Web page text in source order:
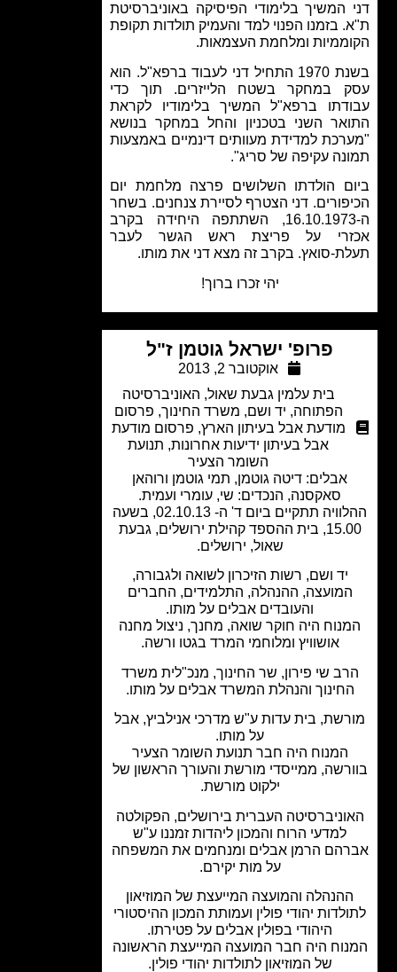
המשיך בלימודי הפיסיקה באוניברסיטת
בזמנו הפנוי למד והעמיק תולדות תקופת
ומלחמת העצמאות.
בשנת 1970 התחיל דני לעבוד ברפא"ל. הוא
במחקר בשטח הלייזרים. תוך כדי
ברפא"ל המשיך בלימודיו לקראת
השני בטכניון והחל במחקר בנושא
למדידת מעוותים דינמיים באמצעות
עקיפה של סריג".
הולדתו השלושים פרצה מלחמת יום
דני הצטרף לסיירת צנחנים. בשחר
ה-16.10.1973, השתתפה היחידה בקרב
על פריצת ראש הגשר לעבר
סואץ. בקרב זה מצא דני את מותו.
יהי זכרו ברוך!
פרופ' ישראל גוטמן ז"ל
אוקטובר 2, 2013
בית עלמין גבעת שאול,האוניברסיטה
הפתוחה,יד ושם, משרד החינוך, פרסום
מודעת אבל בעיתון הארץ,פרסום מודעת
אבל בעיתון ידיעות אחרונות,תנועת
השומר הצעיר
אבלים: דיטה גוטמן, תמי גוטמן ורוהאן
סאקסנה, הנכדים: שי, עומרי ועמית.
ההלוויה תתקיים ביום ד' ה- 02.10.13, בשעה
15.00, בית ההספד קהילת ירושלים, גבעת
שאול, ירושלים.
יד ושם, רשות הזיכרון לשואה ולגבורה,
ההנהלה, התלמידים, החברים
והעובדים אבלים על מותו.
היה חוקר שואה, מחנך, ניצול מחנה
אושוויץ ומלוחמי המרד בגטו ורשה.
שי פירון, שר החינוך, מנכ"לית משרד
והנהלת המשרד אבלים על מותו.
בית עדות ע"ש מדרכי אנילביץ, אבל
על מותו.
המנוח היה חבר תנועת השומר הצעיר
ממייסדי מורשת והעורך הראשון של
ילקוט מורשת.
העברית בירושלים, הפקולטה
למדעי הרוח והמכון ליהדות זמננו ע"ש
הרמן אבלים ומנחמים את המשפחה
על מות יקירם.
והמועצה המייעצת של המוזיאון
יהודי פולין ועמותת המכון ההיסטורי
היהודי בפולין אבלים על פטירתו.
היה חבר המועצה המייעצת הראשונה
של המוזיאון לתולדות יהודי פולין.